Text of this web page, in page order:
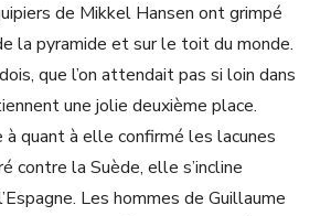
de Mikkel Hansen ont grimpé
la pyramide et sur le toit du monde.
que l’on attendait pas si loin dans
une jolie deuxième place.
à quant à elle confirmé les lacunes
contre la Suède, elle s’incline
Les hommes de Guillaume